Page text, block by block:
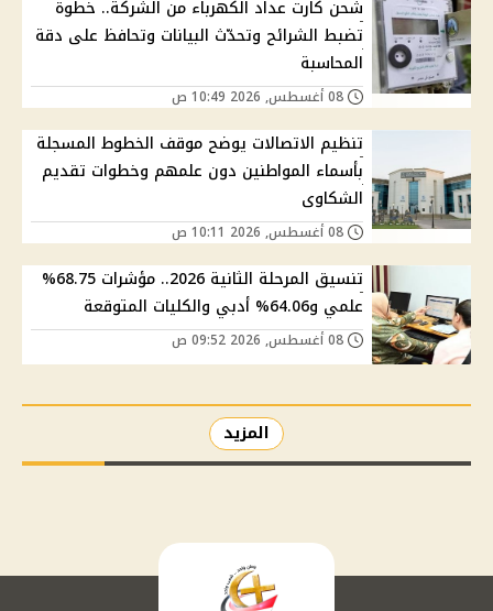
شحن كارت عداد الكهرباء من الشركة.. خطوة
تضبط الشرائح وتحدّث البيانات وتحافظ على دقة
المحاسبة
تنظيم الاتصالات يوضح موقف الخطوط المسجلة
بأسماء المواطنين دون علمهم وخطوات تقديم
الشكاوى
تنسيق المرحلة الثانية 2026.. مؤشرات 68.75%
علمي و64.06% أدبي والكليات المتوقعة
المزيد